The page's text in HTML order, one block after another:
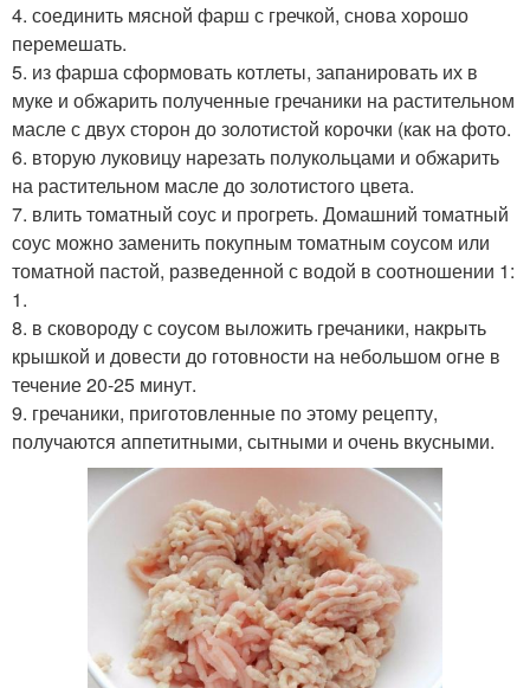
4. соединить мясной фарш с гречкой, снова хорошо
перемешать.
5. из фарша сформовать котлеты, запанировать их в
муке и обжарить полученные гречаники на растительном
масле с двух сторон до золотистой корочки (как на фото.
6. вторую луковицу нарезать полукольцами и обжарить
на растительном масле до золотистого цвета.
7. влить томатный соус и прогреть. Домашний томатный
соус можно заменить покупным томатным соусом или
томатной пастой, разведенной с водой в соотношении 1:
1.
8. в сковороду с соусом выложить гречаники, накрыть
крышкой и довести до готовности на небольшом огне в
течение 20-25 минут.
9. гречаники, приготовленные по этому рецепту,
получаются аппетитными, сытными и очень вкусными.